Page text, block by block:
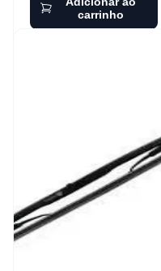
carrinho